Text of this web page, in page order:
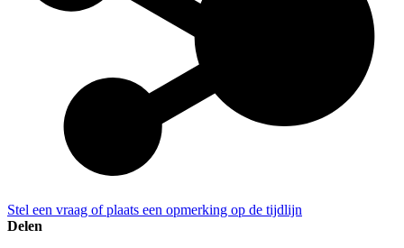
Stel een vraag of plaats een opmerking op de tijdlijn
Delen